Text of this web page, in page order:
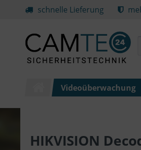
schnelle Lieferung
Videoüberwachung
HIKVISION